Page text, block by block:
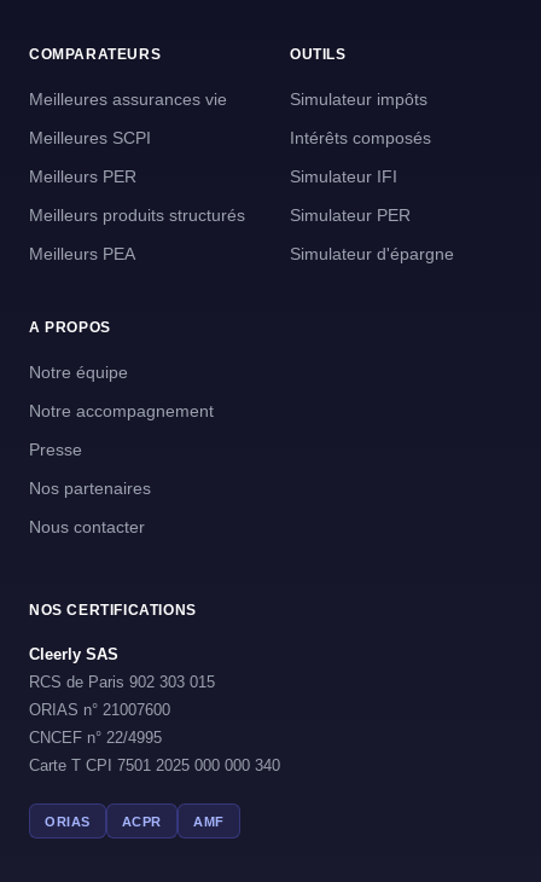
COMPARATEURS
Meilleures assurances vie
Meilleures SCPI
Meilleurs PER
Meilleurs produits structurés
Meilleurs PEA
OUTILS
Simulateur impôts
Intérêts composés
Simulateur IFI
Simulateur PER
Simulateur d'épargne
A PROPOS
Notre équipe
Notre accompagnement
Presse
Nos partenaires
Nous contacter
NOS CERTIFICATIONS
Cleerly SAS
RCS de Paris 902 303 015
ORIAS n° 21007600
CNCEF n° 22/4995
Carte T CPI 7501 2025 000 000 340
ORIAS ACPR AMF